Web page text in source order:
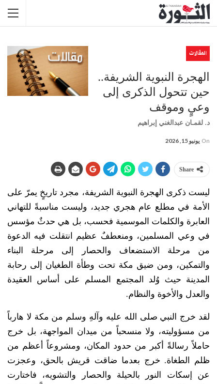
المقالات
الهجرة النبوية الشريفة..
حين تتحول الذكرى إلى
وعيٍ وموقف
د. لقمـان عبدالغني إبراهيم
On يونيو 15, 2026
Share
ليست ذكرى الهجرة النبوية الشريفة، مجرد تاريخٍ يمرّ على
الأمة في مطلع عام هجري جديد، وليست مناسبةً للتهاني
العابرة والكلمات الموسمية فحسب، بل هي حدثٌ مؤسس
في وعي المسلمين، ومنعطفٌ عظيم انتقلت فيه الدعوة
من مرحلة الاستضعاف والحصار إلى مرحلة البناء
والتمكين، ومن ضيق مكة تحت وطأة الطغيان إلى رحابة
المدينة حيث وُلد المجتمع المسلم على أساس العقيدة
والعدل والأخوة والنظام.
لقد خرج النبي صلى الله عليه وآلهِ وسلم من مكة لا هارباً
من مسؤوليته، ولا منسحباً من ميدان المواجهة، بل خرج
حاملاً رسالةً أكبر من حدود المكان، ومشروعاً أعظم من
ظلم الطغاة. خرج بعدما ضاقت قريش بالحق، وعجزت
عن إسكات النور بالحيلة والحصار والتشويه، فاختارت